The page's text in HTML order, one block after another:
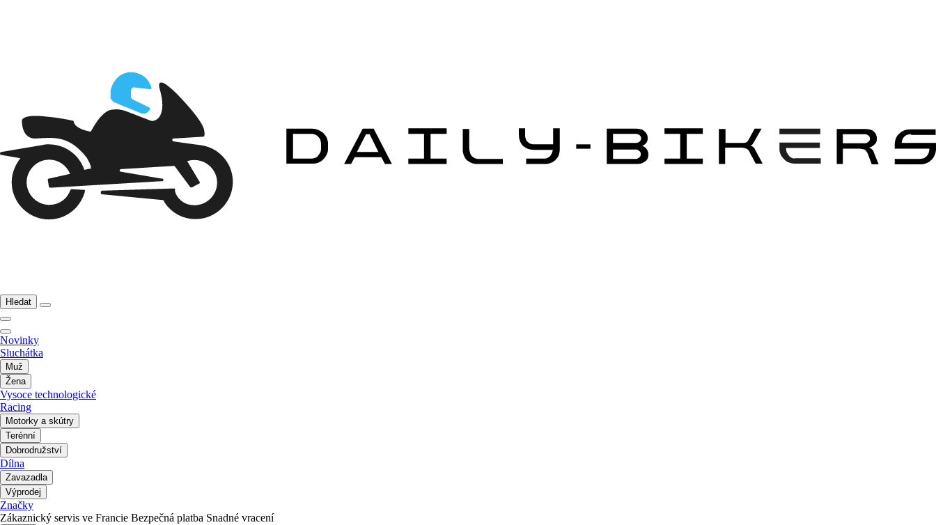
Hledat
Novinky
Sluchátka
Muž
Žena
Vysoce technologické
Racing
Motorky a skútry
Terénní
Dobrodružství
Dílna
Zavazadla
Výprodej
Značky
Zákaznický servis ve Francie Bezpečná platba Snadné vracení